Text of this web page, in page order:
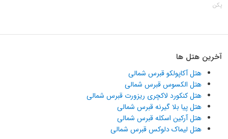
پکن
آخرین هتل ها
هتل آکاپولکو قبرس شمالی
هتل الکسوس قبرس شمالی
هتل کنکورد لاکچری ریزورت قبرس شمالی
هتل پیا بلا گیرنه قبرس شمالی
هتل آرکین اسکله قبرس شمالی
هتل لیماک دلوکس قبرس شمالی